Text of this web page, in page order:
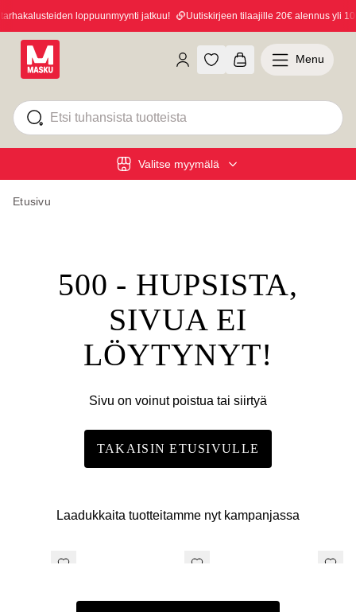
loppuunmyynti jatkuu! Uutiskirjeen tilaajille 20€ alennus yli
Valitse myymälä
Menu
Etusivu
500 - HUPSISTA,
SIVUA EI
LÖYTYNYT!
Sivu on voinut poistua tai siirtyä
TAKAISIN ETUSIVULLE
Laadukkaita tuotteitamme nyt kampanjassa